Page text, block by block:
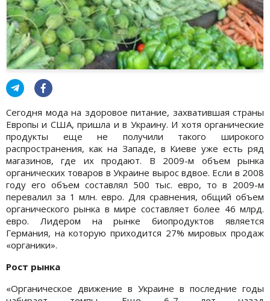
Сегодня мода на здоровое питание, захватившая страны
Европы и США, пришла и в Украину. И хотя органические
продукты еще не получили такого широкого
распространения, как на Западе, в Киеве уже есть ряд
магазинов, где их продают. В 2009-м объем рынка
органических товаров в Украине вырос вдвое. Если в 2008
году его объем составлял 500 тыс. евро, то в 2009-м
перевалил за 1 млн. евро. Для сравнения, общий объем
органического рынка в мире составляет более 46 млрд.
евро. Лидером на рынке биопродуктов является
Германия, на которую приходится 27% мировых продаж
«органики».
Рост рынка
«Органическое движение в Украине в последние годы